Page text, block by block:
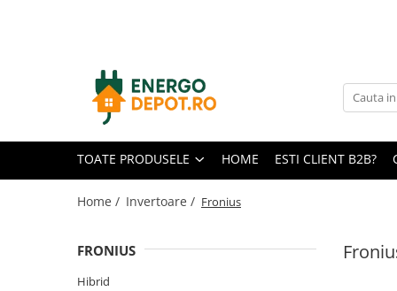
Panouri fotovoltaice
Canadian Solar
Optimizatoare panouri
TOATE PRODUSELE HOME ESTI CLIENT B2B?
Home / Invertoare / Fronius
FRONIUS
Hibrid